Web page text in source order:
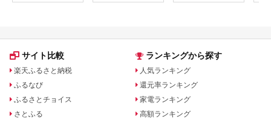
[0800]
サイト比較
楽天ふるさと納税
ふるなび
ふるさとチョイス
さとふる
ランキングから探す
人気ランキング
還元率ランキング
家電ランキング
高額ランキング